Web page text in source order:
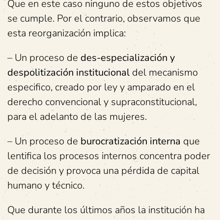
Que en este caso ninguno de estos objetivos
se cumple. Por el contrario, observamos que
esta reorganización implica:
– Un proceso de des-especialización y
despolitización institucional del mecanismo
especifico, creado por ley y amparado en el
derecho convencional y supraconstitucional,
para el adelanto de las mujeres.
– Un proceso de burocratización interna que
lentifica los procesos internos concentra poder
de decisión y provoca una pérdida de capital
humano y técnico.
Que durante los últimos años la institución ha